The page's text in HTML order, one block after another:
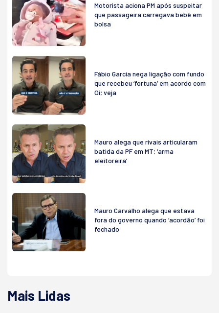
Motorista aciona PM após suspeitar
que passageira carregava bebê em
bolsa
Fábio Garcia nega ligação com fundo
que recebeu ‘fortuna’ em acordo com
Oi; veja
Mauro alega que rivais articularam
batida da PF em MT; ‘arma
eleitoreira’
Mauro Carvalho alega que estava
fora do governo quando ‘acordão’ foi
fechado
Mais Lidas